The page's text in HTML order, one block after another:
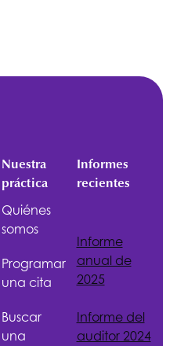
Nuestra
práctica
Quiénes
somos
Programar
una cita
Buscar
una
Informes
recientes
Informe
anual de
2025
Informe del
auditor 2024